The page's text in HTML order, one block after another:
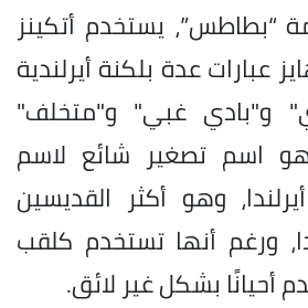
“بطاطس”، يستخدم أتكينز
عبارات عدة بلكنة أيرلندية
و"بادي غبي" و"متخلف"
اسم تصغير شائع لاسم
وهو أكثر القديسين
ورغم أنها تستخدم كلقب
أحيانًا بشكل غير لائق.